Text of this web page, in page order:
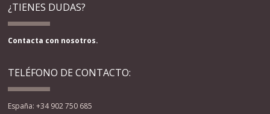
¿TIENES DUDAS?
Contacta con nosotros.
TELÉFONO DE CONTACTO:
España: +34 902 750 685